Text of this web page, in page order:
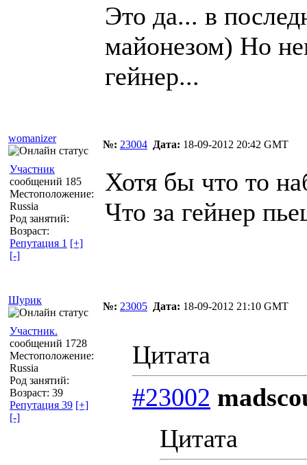
Это да... в
майонезом) Но
гейнер...
womanizer
№: 23004 Дата: 18-09-2012 20:42 GMT
Участник
сообщений 185
Местоположение:
Russia
Род занятий:
Возраст:
Репутация 1 [+]
[-]
Хотя бы что то
Что за гейнер
Шурик
№: 23005 Дата: 18-09-2012 21:10 GMT
Участник.
сообщений 1728
Местоположение:
Russia
Род занятий:
Возраст: 39
Репутация 39 [+]
[-]
Цитата
#23002
Цитата